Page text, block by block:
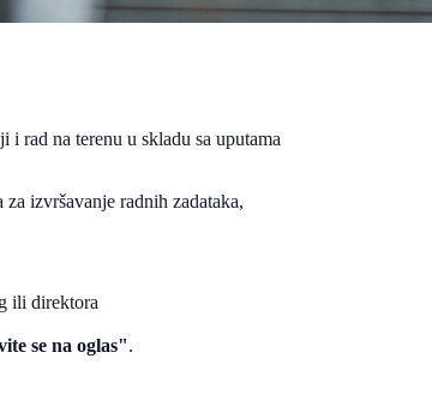
rad na terenu u skladu sa uputama
izvršavanje radnih zadataka,
ili direktora
se na oglas".